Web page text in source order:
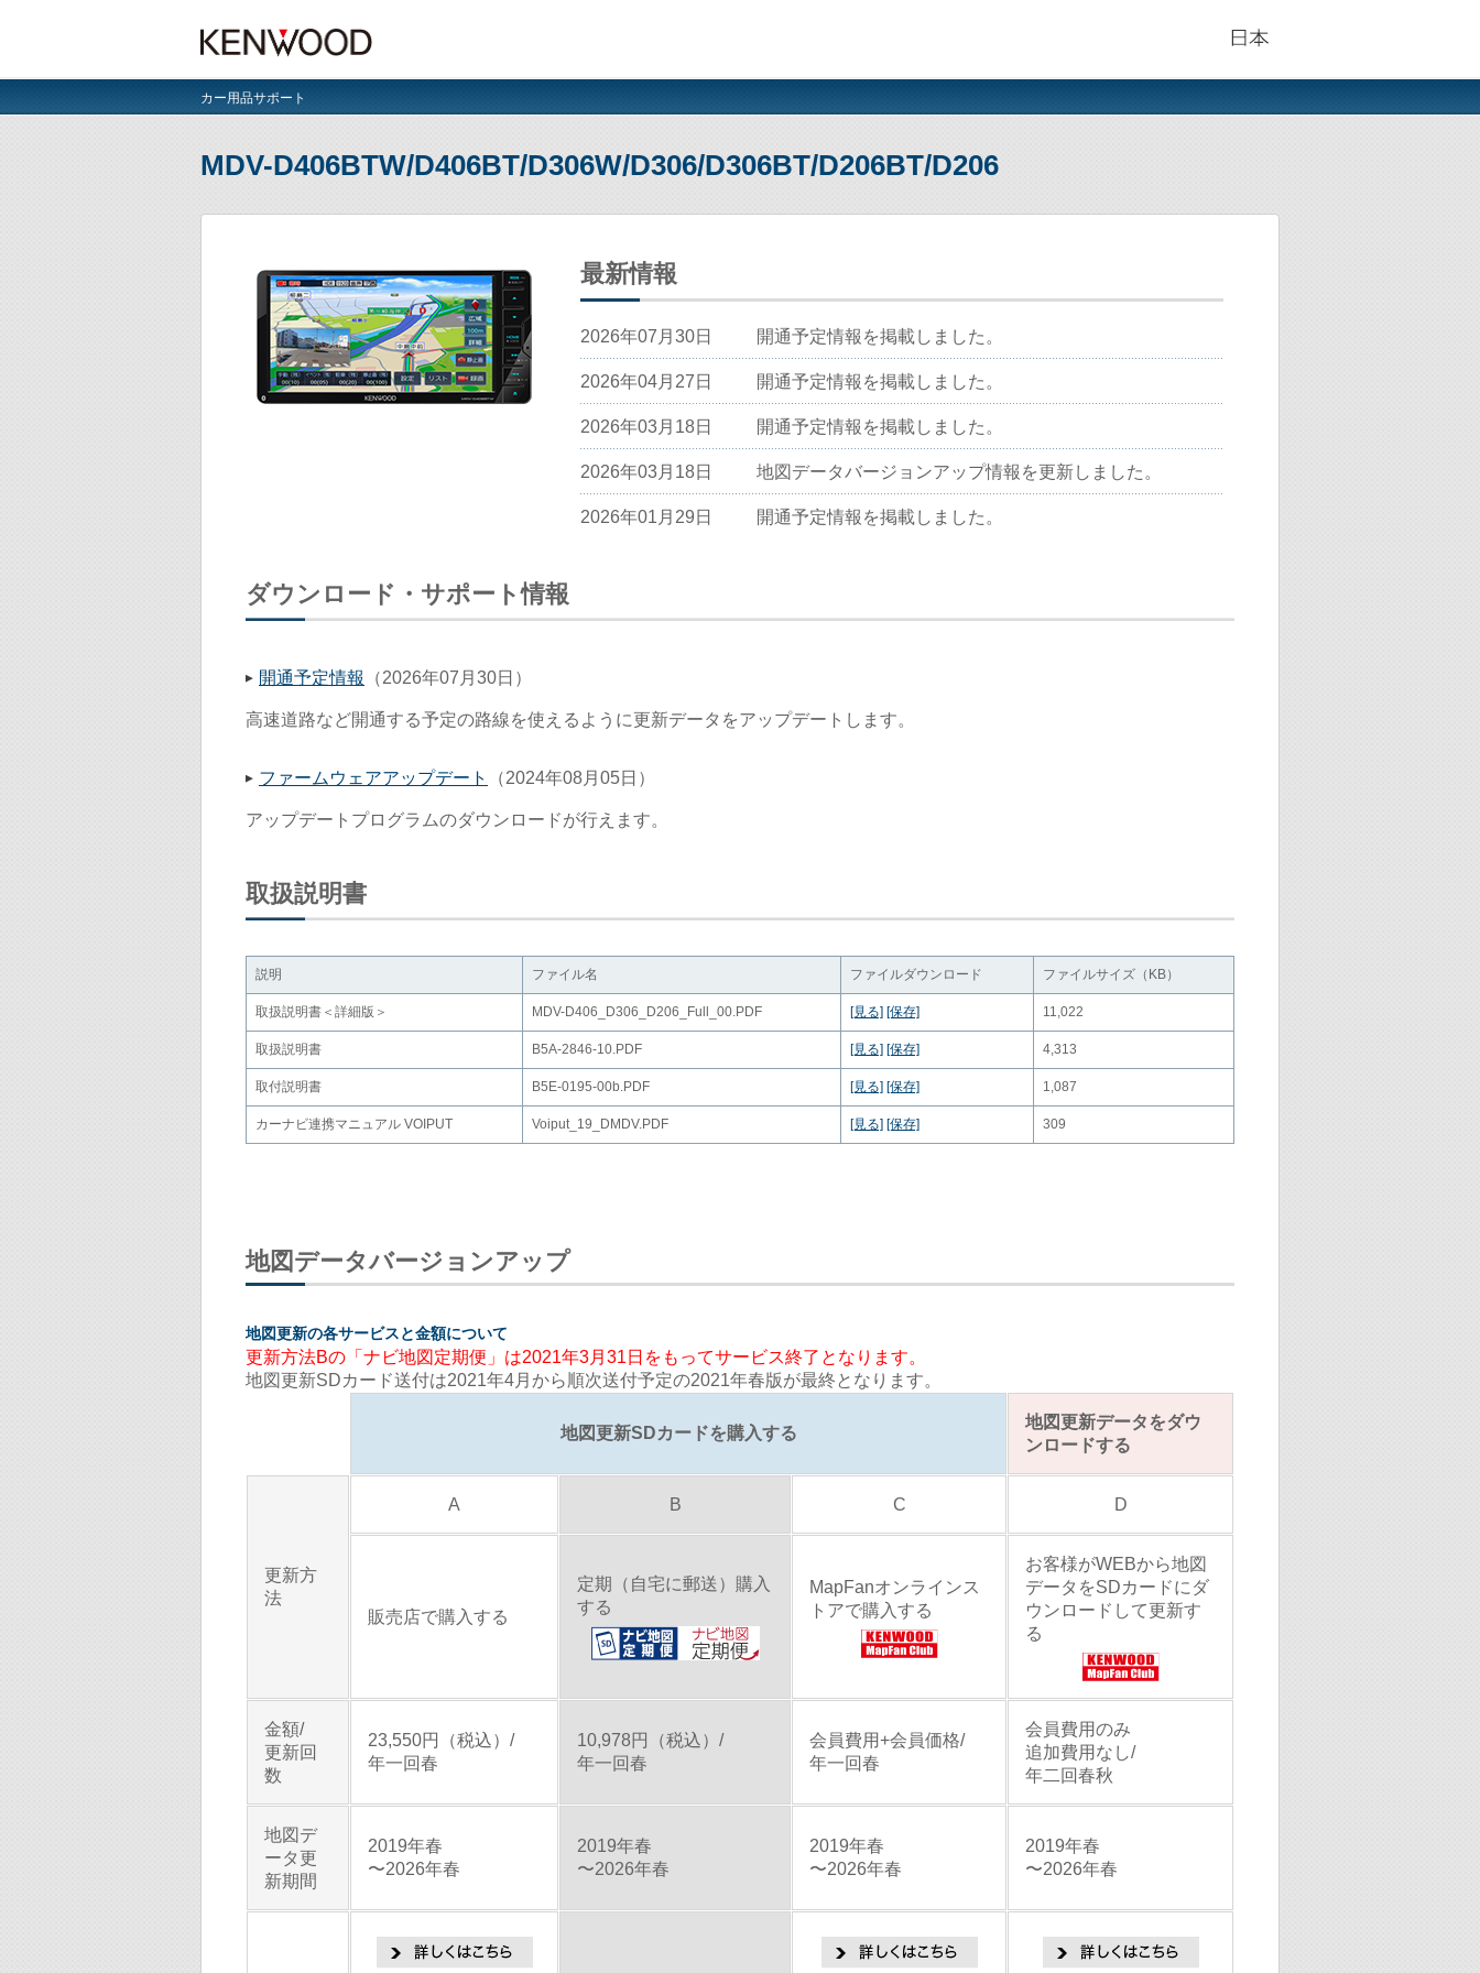
カー用品サポート
MDV-D406BTW/D406BT/D306W/D306/D306BT/D206BT/D206
最新情報
2026年07月30日 開通予定情報を掲載しました。
2026年04月27日 開通予定情報を掲載しました。
2026年03月18日 開通予定情報を掲載しました。
2026年03月18日 地図データバージョンアップ情報を更新しました。
2026年01月29日 開通予定情報を掲載しました。
2025年03月13日
2025年01月30日
2024年09月30日 開通予定情報を掲載しました。
2024年09月30日 地図データバージョンアップ情報を更新しました。
2024年08月05日 ファームウェアを更新しました。
2024年07月31日 開通予定情報を掲載しました。
2024年04月25日 開通予定情報を掲載しました。
2024年03月14日 開通予定情報を掲載しました。
2023年10月31日 開通予定情報を掲載しました。
2023年09月28日 開通予定情報を掲載しました。
2023年04月26日
2023年03月15日 地図データバージョンアップ情報を更新しました。
2022年10月31日 開通予定情報を掲載しました。
2022年09月29日 開通予定情報を掲載しました。
2022年07月28日 開通予定情報を掲載しました。
2022年03月15日 開通予定情報を掲載しました。
2022年01月31日 開通予定情報を掲載しました。
開通予定情報を掲載しました。
ダウンロード・サポート情報
開通予定情報 （2026年07月30日）
高速道路など開通する予定の路線を使えるように更新データをアップデートします。
ファームウェアアップデート （2024年08月05日）
アップデートプログラムのダウンロードが行えます。
取扱説明書
説明 ファイル名 ファイルダウンロード ファイルサイズ（KB）
取扱説明書＜詳細版＞ MDV-D406_D306_D206_Full_00.PDF [見る] [保存] 11,022
取扱説明書 B5A-2846-10.PDF [見る] [保存] 4,313
取付説明書 B5E-0195-00b.PDF [見る] [保存] 1,087
カーナビ連携マニュアル VOIPUT Voiput_19_DMDV.PDF [見る] [保存] 309
地図データバージョンアップ
地図更新の各サービスと金額について
更新方法Bの「ナビ地図定期便」は2021年3月31日をもってサービス終了となります。
地図更新SDカード送付は2021年4月から順次送付予定の2021年春版が最終となります。
地図更新SDカードを購入する
地図更新データをダウ
ンロードする
更新方
法
A B C D
販売店で購入する
定期（自宅に郵送）購入
する
MapFanオンラインス
トアで購入する
お客様がWEBから地図
データをSDカードにダ
ウンロードして更新す
る
金額/
更新回
数
23,550円（税込）/
年一回春
10,978円（税込）/
年一回春
会員費用+会員価格/
年一回春
会員費用のみ
追加費用なし/
年二回春秋
地図デ
ータ更
新期間
2019年春
〜2026年春
2019年春
〜2026年春
2019年春
〜2026年春
2019年春
〜2026年春